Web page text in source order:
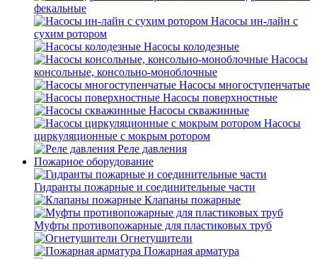
фекальные
Насосы ин-лайн с
сухим ротором
Насосы колодезные
Насосы
консольные, консольно-моноблочные
Насосы многоступенчатые
Насосы поверхностные
Насосы скважинные
Насосы
циркуляционные с мокрым ротором
Реле давления
Пожарное оборудование
Гидранты пожарные и соединительные части
Клапаны пожарные
Муфты противопожарные для пластиковых труб
Огнетушители
Пожарная арматура